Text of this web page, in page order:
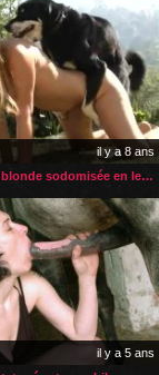
il y a 8 ans
Jeune femme blonde sodomisée en levrette par son chien
il y a 5 ans